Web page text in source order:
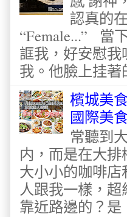
認真的
“Female...” 當
誆我，好安慰
我。他臉上挂
檳城美
國際美
常聽到
内，而是在大
大小小的咖啡
人跟我一樣，
靠近路邊的？